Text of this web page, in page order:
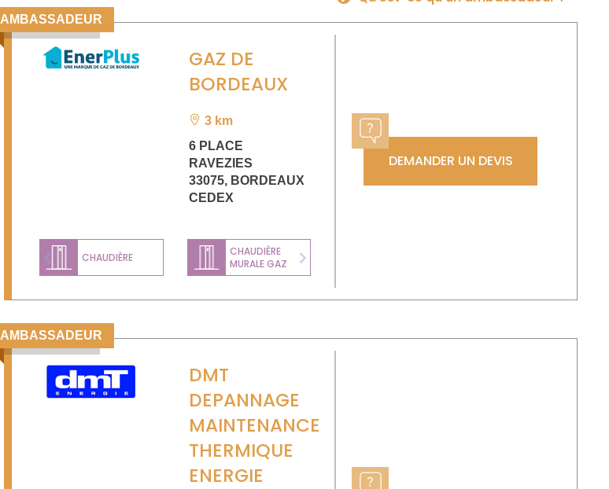
AMBASSADEUR
GAZ DE
BORDEAUX
3 km
6 PLACE
RAVEZIES
33075, BORDEAUX
CEDEX
CHAUDIÈRE
CHAUDIÈRE
MURALE GAZ
Previous Next
DEMANDER UN DEVIS
AMBASSADEUR
DMT
DEPANNAGE
MAINTENANCE
THERMIQUE
ENERGIE